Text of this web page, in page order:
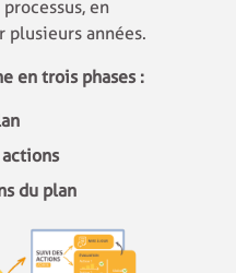
en
plusieurs années.
en trois phases :
du plan